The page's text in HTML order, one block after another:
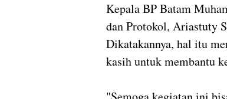
Kepala BP Batam
dan Protokol, Ariastuty
Dikatakannya, hal itu
kasih untuk membantu